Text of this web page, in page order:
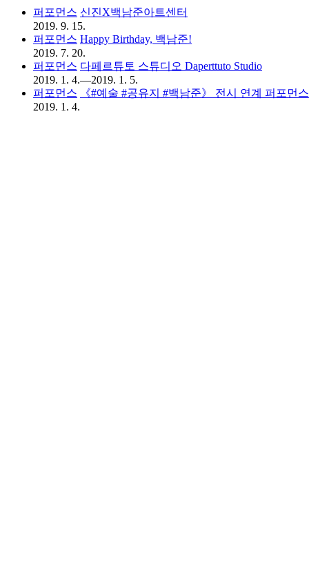
퍼포먼스 신진X백남준아트센터
2019. 9. 15.
퍼포먼스 Happy Birthday, 백남준!
2019. 7. 20.
퍼포먼스 다페르튜토 스튜디오 Daperttuto Studio
2019. 1. 4.—2019. 1. 5.
퍼포먼스
《#예술 #공유지 #백남준》 전시 연계 퍼포먼
2019. 1. 4.